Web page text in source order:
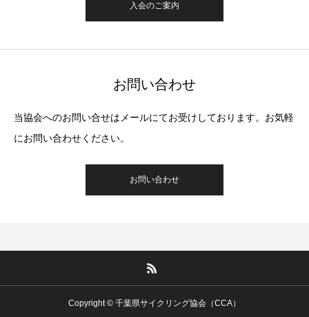
入会のご案内
お問い合わせ
当協会へのお問い合せはメールにてお受けしております。お気軽
にお問い合わせください。
お問い合わせ
Copyright © 千葉県サイクリング協会（CCA）